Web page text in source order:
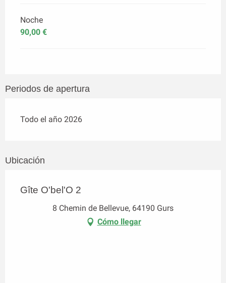
Noche
90,00 €
Periodos de apertura
Todo el año 2026
Ubicación
Gîte O'bel'O 2
8 Chemin de Bellevue, 64190 Gurs
Cómo llegar